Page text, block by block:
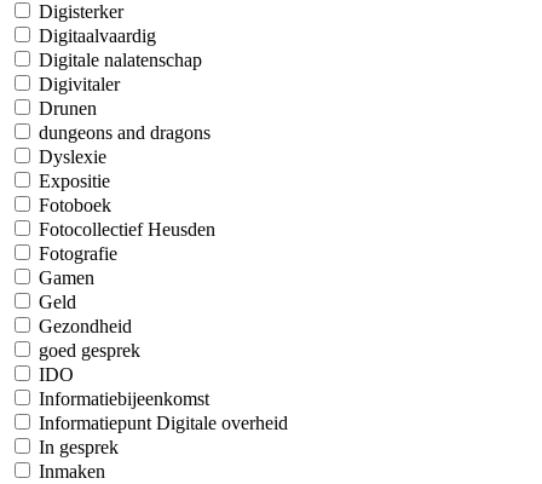
Digisterker
Digitaalvaardig
Digitale nalatenschap
Digivitaler
Drunen
dungeons and dragons
Dyslexie
Expositie
Fotoboek
Fotocollectief Heusden
Fotografie
Gamen
Geld
Gezondheid
goed gesprek
IDO
Informatiebijeenkomst
Informatiepunt Digitale overheid
In gesprek
Inmaken